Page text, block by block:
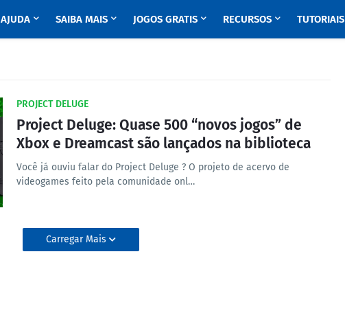
AJUDA SAIBA MAIS JOGOS GRATIS RECURSOS TUTORIAIS
PROJECT DELUGE
Project Deluge: Quase 500 “novos jogos” de
Xbox e Dreamcast são lançados na biblioteca
Você já ouviu falar do Project Deluge ? O projeto de acervo de
videogames feito pela comunidade onl…
Carregar Mais